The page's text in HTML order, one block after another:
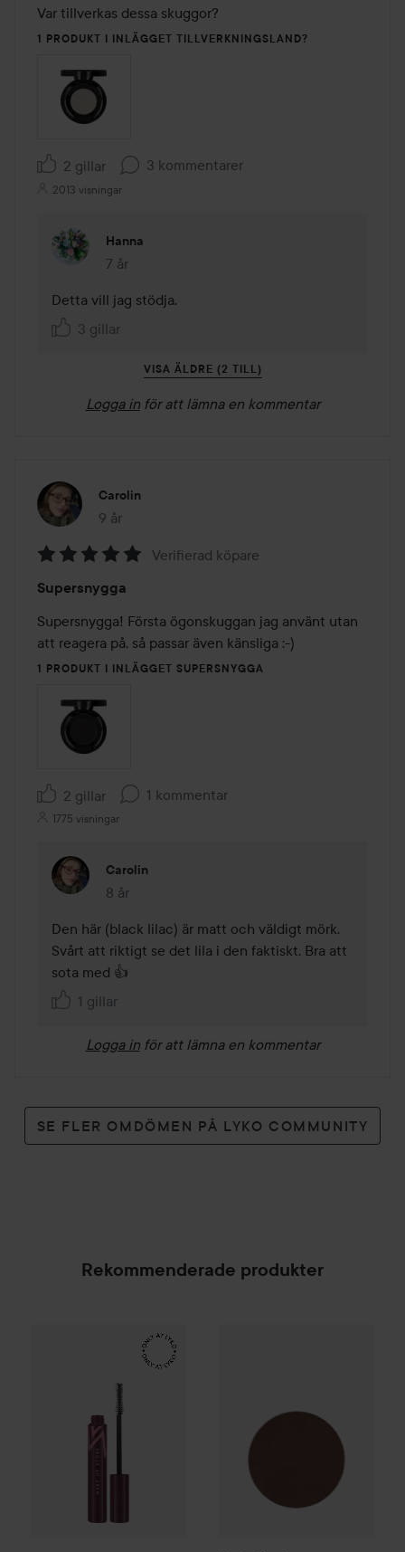
Var tillverkas dessa skuggor?
1 PRODUKT I INLÄGGET TILLVERKNINGSLAND?
2 gillar 3 kommentarer
2013 visningar
Hanna
7 år
Kommentaren lades 7 år
Detta vill jag stödja.
3 gillar
VISA ÄLDRE (2 TILL)
Logga in för att lämna en kommentar
Carolin
9 år
Inlägget skapades 9 år
5
av
5
Verifierad köpare
Supersnygga
Supersnygga! Första ögonskuggan jag använt utan
att reagera på, så passar även känsliga :-)
1 PRODUKT I INLÄGGET SUPERSNYGGA
2 gillar 1 kommentar
1775 visningar
Carolin
8 år
Kommentaren lades 8 år
Den här (black lilac) är matt och väldigt mörk.
Svårt att riktigt se det lila i den faktiskt. Bra att
sota med 👍
1 gillar
Logga in för att lämna en kommentar
SE FLER OMDÖMEN PÅ LYKO COMMUNITY
Rekommenderade produkter
Make Up Store